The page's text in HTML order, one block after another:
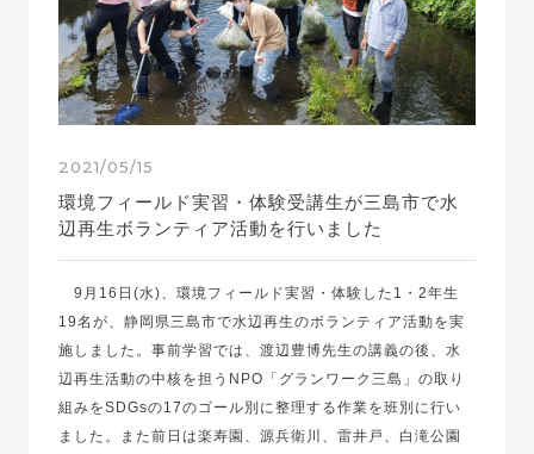
2021/05/15
環境フィールド実習・体験受講生が三島市で水
辺再生ボランティア活動を行いました
9月16日(水)、環境フィールド実習・体験した1・2年生
19名が、静岡県三島市で水辺再生のボランティア活動を実
施しました。事前学習では、渡辺豊博先生の講義の後、水
辺再生活動の中核を担うNPO「グランワーク三島」の取り
組みをSDGsの17のゴール別に整理する作業を班別に行い
ました。また前日は楽寿園、源兵衛川、雷井戸、白滝公園